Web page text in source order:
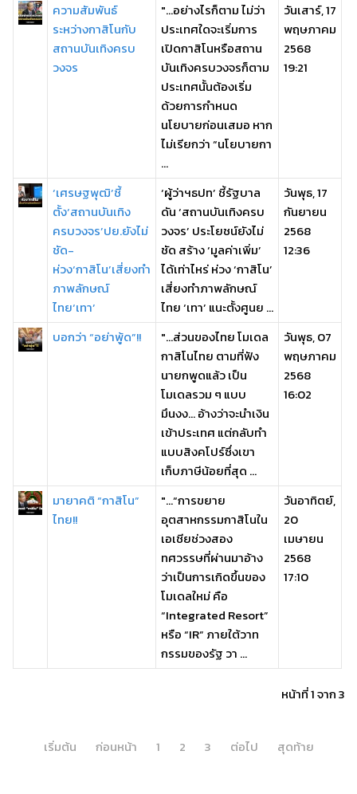
ความสัมพันธ์
ระหว่างกาสิโนกับ
สถานบันเทิงครบ
วงจร
"...อย่างไรก็ตาม ไม่ว่า
ประเทศใดจะเริ่มการ
เปิดกาสิโนหรือสถาน
บันเทิงครบวงจรก็ตาม
ประเทศนั้นต้องเริ่ม
ด้วยการกำหนด
นโยบายก่อนเสมอ หาก
ไม่เรียกว่า “นโยบายกา
...
วันเสาร์, 17
พฤษภาคม
2568
19:21
‘เศรษฐพุฒิ’ชี้
ตั้ง‘สถานบันเทิง
ครบวงจร’ปย.ยังไม่
ชัด-
ห่วง‘กาสิโน’เสี่ยงทำ
ภาพลักษณ์
ไทย‘เทา’
‘ผู้ว่าฯธปท’ ชี้รัฐบาล
ดัน ‘สถานบันเทิงครบ
วงจร’ ประโยชน์ยังไม่
ชัด สร้าง ‘มูลค่าเพิ่ม’
ได้เท่าไหร่ ห่วง ‘กาสิโน’
เสี่ยงทำภาพลักษณ์
ไทย ‘เทา’ แนะตั้งศูนย ...
วันพุธ, 17
กันยายน
2568
12:36
บอกว่า “อย่าพู้ด”!!
"...ส่วนของไทย โมเดล
กาสิโนไทย ตามที่ฟัง
นายกพูดแล้ว เป็น
โมเดลรวม ๆ แบบ
มึนงง... อ้างว่าจะนำเงิน
เข้าประเทศ แต่กลับทำ
แบบสิงคโปร์ซึ่งเขา
เก็บภาษีน้อยที่สุด ...
วันพุธ, 07
พฤษภาคม
2568
16:02
มายาคติ “กาสิโน”
ไทย!!
"...“การขยาย
อุตสาหกรรมกาสิโนใน
เอเชียช่วงสอง
ทศวรรษที่ผ่านมาอ้าง
ว่าเป็นการเกิดขึ้นของ
โมเดลใหม่ คือ
“Integrated Resort”
หรือ “IR” ภายใต้วาท
กรรมของรัฐ วา ...
วันอาทิตย์,
20
เมษายน
2568
17:10
หน้าที่ 1 จาก 3
เริ่มต้น ก่อนหน้า 1 2 3 ต่อไป สุดท้าย